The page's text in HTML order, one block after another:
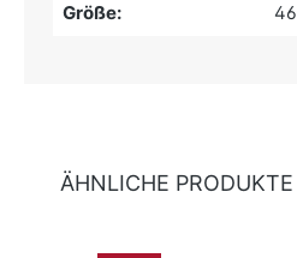
Größe: 46
ÄHNLICHE PRODUKTE